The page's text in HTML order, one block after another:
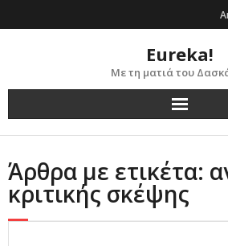
to
Eureka!
Με τη ματιά του
Άρθρα με ετικέτα:
κριτικής σκέψης